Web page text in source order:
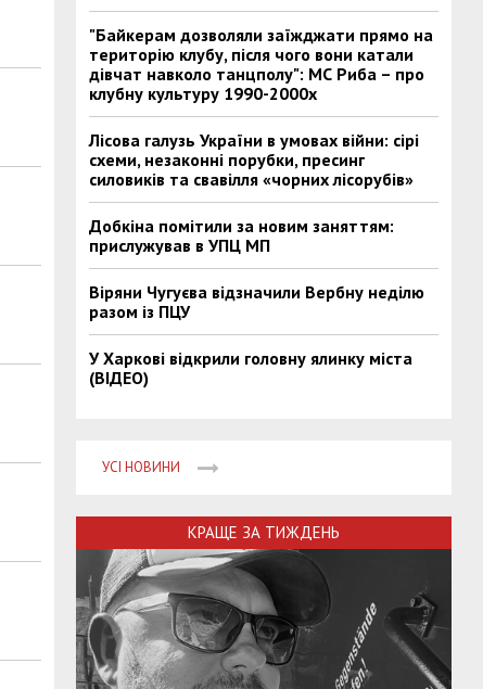
"Байкерам дозволяли заїжджати прямо на
територію клубу, після чого вони катали
дівчат навколо танцполу": МС Риба – про
клубну культуру 1990-2000х
Лісова галузь України в умовах війни: сірі
схеми, незаконні порубки, пресинг
силовиків та свавілля «чорних лісорубів»
Добкіна помітили за новим заняттям:
прислужував в УПЦ МП
Віряни Чугуєва відзначили Вербну неділю
разом із ПЦУ
У Харкові відкрили головну ялинку міста
(ВІДЕО)
УСІ НОВИНИ
КРАЩЕ ЗА ТИЖДЕНЬ